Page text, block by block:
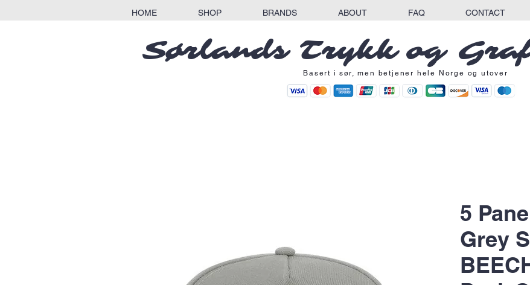
HOME SHOP BRANDS ABOUT FAQ CONTACT
Sørlands Trykk og
Basert i sør, men betjener hele Norge og utover
5
Grey